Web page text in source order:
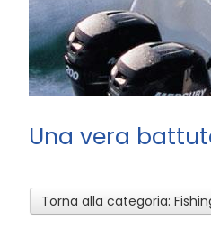
Una vera
Torna alla categoria: